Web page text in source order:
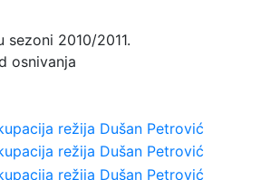
2010/2011.
osnivanja